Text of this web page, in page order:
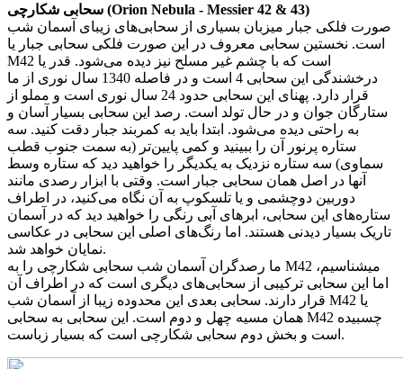
سحابی شکارچی (Orion Nebula - Messier 42 & 43)
صورت فلکی جبار میزبان بسیاری از سحابی‌های زیبای آسمان شب
است. نخستین سحابی معروف در این صورت فلکی سحابی جبار یا
M42 است که با چشم غیر مسلح نیز دیده می‌شود. قدر یا
درخشندگی این سحابی 4 است و در فاصله 1340 سال نوری از ما
قرار دارد. پهنای این سحابی حدود 24 سال نوری است و مملو از
ستارگان جوان و در حال تولد است. رصد این سحابی بسیار آسان و
به راحتی دیده می‌شود. ابتدا باید به کمربند جبار دقت کنید. سه
ستاره پرنور آن را ببینید و کمی پایین‌تر (به سمت جنوب قطب
سماوی) سه ستاره نزدیک به یکدیگر را خواهید دید که ستاره وسط
آنها در اصل همان سحابی جبار است. وقتی با ابزار رصدی مانند
دوربین دوچشمی و یا تلسکوپ به آن نگاه می‌کنید، در اطراف
ستاره‌های این سحابی، ابرهای آبی رنگی را خواهید دید که در آسمان
تاریک بسیار دیدنی هستند. اما رنگ‌های اصلی این سحابی در عکاسی
نمایان خواهد شد.
ما رصدگران آسمان شب سحابی شکارچی را به M42 میشناسیم،
اما این سحابی ترکیبی از سحابی‌های دیگری است که در اطراف آن
قرار دارند. سحابی بعدی این محدوده زیبا از آسمان شب M42 یا
همان مسیه چهل و دوم است. این سحابی به سحابی M42 چسبیده
است و بخش دوم سحابی شکارچی است که بسیار زباست.